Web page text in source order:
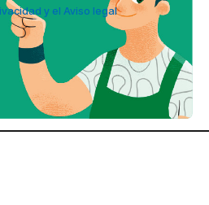
y el Aviso legal